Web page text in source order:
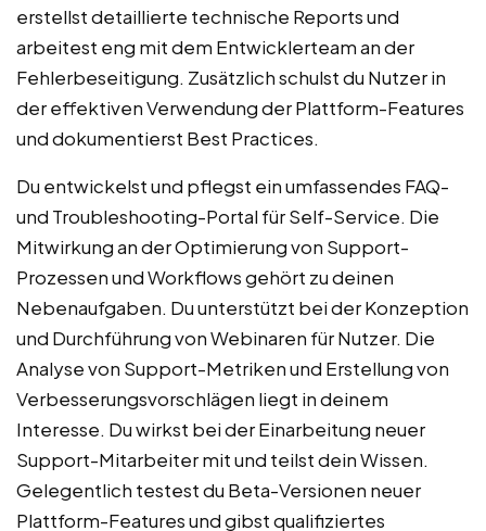
erstellst detaillierte technische Reports und
arbeitest eng mit dem Entwicklerteam an der
Fehlerbeseitigung. Zusätzlich schulst du Nutzer in
der effektiven Verwendung der Plattform-Features
und dokumentierst Best Practices.
Du entwickelst und pflegst ein umfassendes FAQ-
und Troubleshooting-Portal für Self-Service. Die
Mitwirkung an der Optimierung von Support-
Prozessen und Workflows gehört zu deinen
Nebenaufgaben. Du unterstützt bei der Konzeption
und Durchführung von Webinaren für Nutzer. Die
Analyse von Support-Metriken und Erstellung von
Verbesserungsvorschlägen liegt in deinem
Interesse. Du wirkst bei der Einarbeitung neuer
Support-Mitarbeiter mit und teilst dein Wissen.
Gelegentlich testest du Beta-Versionen neuer
Plattform-Features und gibst qualifiziertes